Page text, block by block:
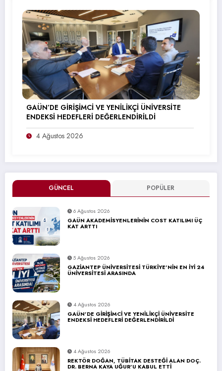
GÜNCEL POPÜLER
6 Ağustos 2026
GAÜN AKADEMİSYENLERİNİN COST KATILIMI ÜÇ
KAT ARTTI
5 Ağustos 2026
GAZİANTEP ÜNİVERSİTESİ TÜRKİYE’NİN EN İYİ 24
ÜNİVERSİTESİ ARASINDA
4 Ağustos 2026
GAÜN’DE GİRİŞİMCİ VE YENİLİKÇİ ÜNİVERSİTE
ENDEKSİ HEDEFLERİ DEĞERLENDİRİLDİ
4 Ağustos 2026
REKTÖR DOĞAN, TÜBİTAK DESTEĞİ ALAN DOÇ.
DR. BERNA KAYA UĞUR’U KABUL ETTİ
GAÜN’DE GİRİŞİMCİ VE YENİLİKÇİ ÜNİVERSİTE
ENDEKSİ HEDEFLERİ DEĞERLENDİRİLDİ
4 Ağustos 2026